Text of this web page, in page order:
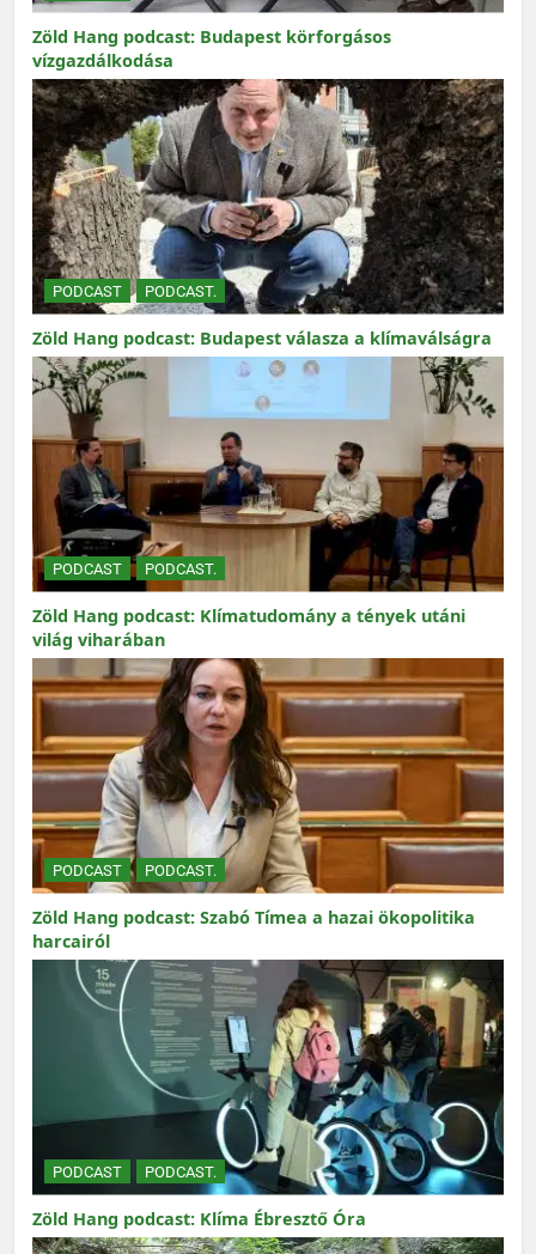
Zöld Hang podcast: Budapest körforgásos
vízgazdálkodása
PODCAST PODCAST.
Zöld Hang podcast: Budapest válasza a klímaválságra
PODCAST PODCAST.
Zöld Hang podcast: Klímatudomány a tények utáni
világ viharában
PODCAST PODCAST.
Zöld Hang podcast: Szabó Tímea a hazai ökopolitika
harcairól
PODCAST PODCAST.
Zöld Hang podcast: Klíma Ébresztő Óra